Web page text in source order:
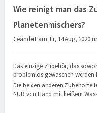
Wie reinigt man das
Planetenmischers?
Geändert am: Fr, 14 Aug, 2020
Das einzige Zubehör, das
problemlos gewaschen werden
Die beiden anderen
NUR von Hand mit heißem